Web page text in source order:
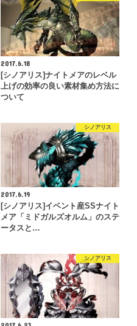
2017.6.18
[シノアリス]ナイトメアのレベル
上げの効率の良い素材集め方法に
ついて
シノアリス
2017.6.19
[シノアリス]イベント産SSナイト
メア「ミドガルズオルム」のステ
ータスと…
シノアリス